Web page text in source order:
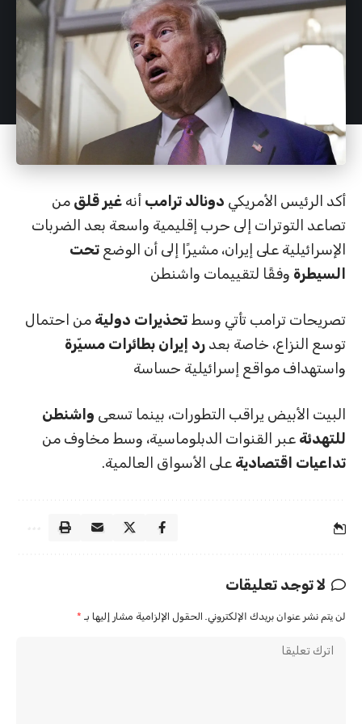
أكد الرئيس الأمريكي دونالد ترامب أنه غير قلق من
تصاعد التوترات إلى حرب إقليمية واسعة بعد الضربات
الإسرائيلية على إيران، مشيرًا إلى أن الوضع تحت
السيطرة وفقًا لتقييمات واشنطن
تصريحات ترامب تأتي وسط تحذيرات دولية من احتمال
توسع النزاع، خاصة بعد رد إيران بطائرات مسيّرة
واستهداف مواقع إسرائيلية حساسة
البيت الأبيض يراقب التطورات، بينما تسعى واشنطن
للتهدئة عبر القنوات الدبلوماسية، وسط مخاوف من
تداعيات اقتصادية على الأسواق العالمية.
لا توجد تعليقات
لن يتم نشر عنوان بريدك الإلكتروني. الحقول الإلزامية مشار إليها بـ *